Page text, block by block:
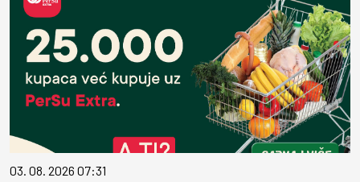
03. 08. 2026 07:31